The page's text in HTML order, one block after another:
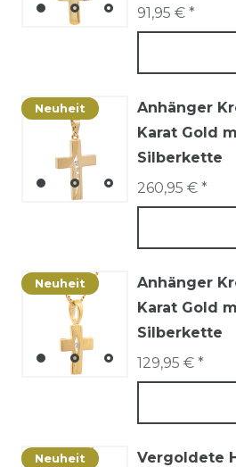
91,95 € *
Neuheit
Anhänger
Karat Gold
Silberkette
260,95 € *
Neuheit
Anhänger
Karat Gold
Silberkette
129,95 € *
Neuheit
Vergoldete